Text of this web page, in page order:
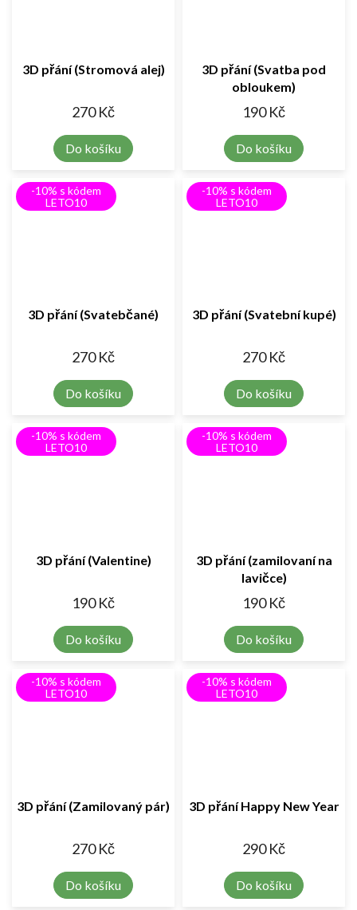
3D přání (Stromová alej)
270 Kč
Do košíku
3D přání (Svatba pod
obloukem)
190 Kč
Do košíku
-10% s kódem
LETO10
3D přání (Svatebčané)
270 Kč
Do košíku
-10% s kódem
LETO10
3D přání (Svatební kupé)
270 Kč
Do košíku
-10% s kódem
LETO10
3D přání (Valentine)
190 Kč
Do košíku
-10% s kódem
LETO10
3D přání (zamilovaní na
lavičce)
190 Kč
Do košíku
-10% s kódem
LETO10
3D přání (Zamilovaný pár)
270 Kč
Do košíku
-10% s kódem
LETO10
3D přání Happy New Year
290 Kč
Do košíku